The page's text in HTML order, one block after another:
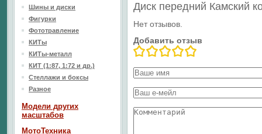
Диск передний Камский
Нет отзывов.
Добавить отзыв
Шины и диски
Фигурки
Фототравление
КИТы
КИТы-металл
КИТ (1:87, 1:72 и др.)
Стеллажи и боксы
Разное
Модели других
масштабов
МотоТехника